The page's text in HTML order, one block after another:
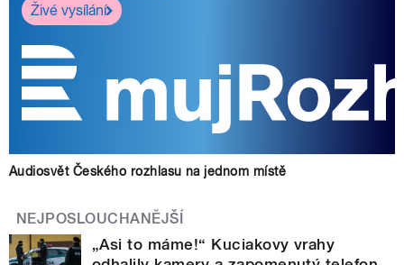
Živé vysílání
Audiosvět Českého rozhlasu na jednom místě
NEJPOSLOUCHANĚJŠÍ
„Asi to máme!“ Kuciakovy vrahy